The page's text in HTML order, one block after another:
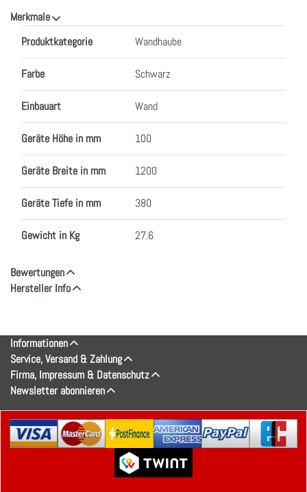
Merkmale
Produktkategorie Wandhaube
Farbe Schwarz
Einbauart Wand
Geräte Höhe in mm 100
Geräte Breite in mm 1200
Geräte Tiefe in mm 380
Gewicht in Kg 27.6
Bewertungen
Hersteller Info
Informationen
Service, Versand & Zahlung
Firma, Impressum & Datenschutz
Newsletter abonnieren